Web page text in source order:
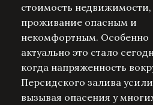
стоимость
проживание опасным и
некомфортным. Особенно
актуально это стало
когда напряженность
Персидского залива
вызывая опасения у